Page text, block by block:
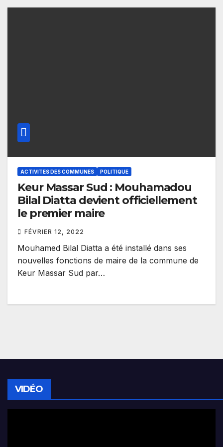
ACTIVITES DES COMMUNES POLITIQUE
Keur Massar Sud : Mouhamadou
Bilal Diatta devient officiellement
le premier maire
FÉVRIER 12, 2022
Mouhamed Bilal Diatta a été installé dans ses
nouvelles fonctions de maire de la commune de
Keur Massar Sud par…
VIDÉO